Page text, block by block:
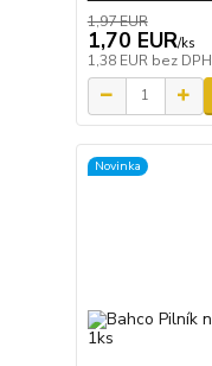
1,97 EUR
1,70 EUR/ks
1,38 EUR bez DPH
Novinka